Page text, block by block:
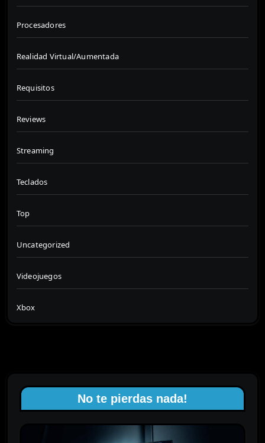
Procesadores
Realidad Virtual/Aumentada
Requisitos
Reviews
Streaming
Teclados
Top
Uncategorized
Videojuegos
Xbox
No te pierdas nada!